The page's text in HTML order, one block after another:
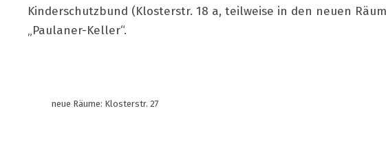
Kinderschutzbund (Klosterstr. 18 a, teilweise in den neuen
„Paulaner-Keller“.
neue Räume: Klosterstr. 27